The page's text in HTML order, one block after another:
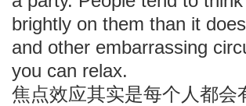
brightly on them than it
and other embarrassing
you can relax.
焦点效应其实是每个人都